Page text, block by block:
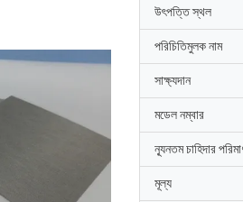
উৎপত্তি স্থল
পরিচিতিমুলক নাম
সাক্ষ্যদান
মডেল নম্বার
ন্যূনতম চাহিদার
মূল্য